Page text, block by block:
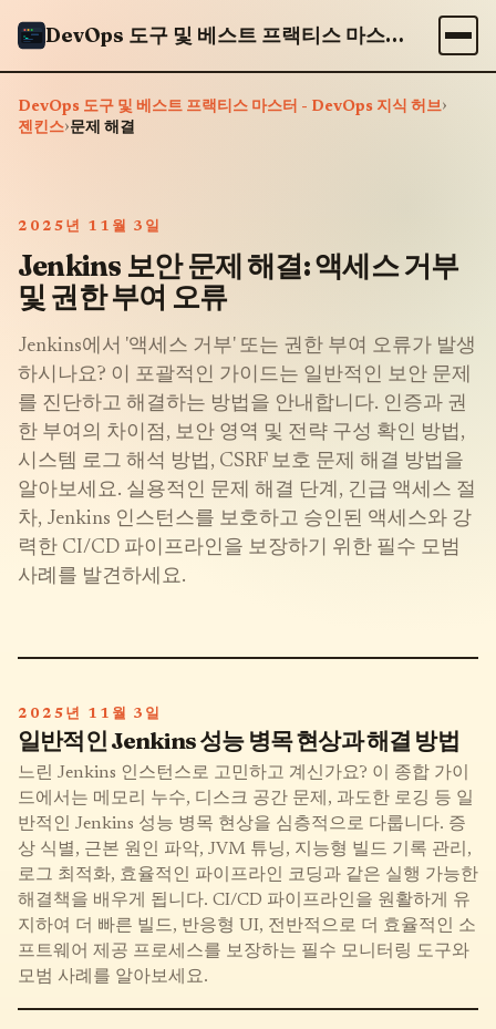
DevOps 도구 및 베스트 프랙티스 마스터 - DevOps 지식 허브
DevOps 도구 및 베스트 프랙티스 마스터 - DevOps 지식 허브›
젠킨스›문제 해결
2025년 11월 3일
Jenkins 보안 문제 해결: 액세스 거부
및 권한 부여 오류
Jenkins에서 '액세스 거부' 또는 권한 부여 오류가 발생
하시나요? 이 포괄적인 가이드는 일반적인 보안 문제
를 진단하고 해결하는 방법을 안내합니다. 인증과 권
한 부여의 차이점, 보안 영역 및 전략 구성 확인 방법,
시스템 로그 해석 방법, CSRF 보호 문제 해결 방법을
알아보세요. 실용적인 문제 해결 단계, 긴급 액세스 절
차, Jenkins 인스턴스를 보호하고 승인된 액세스와 강
력한 CI/CD 파이프라인을 보장하기 위한 필수 모범
사례를 발견하세요.
2025년 11월 3일
일반적인 Jenkins 성능 병목 현상과 해결 방법
느린 Jenkins 인스턴스로 고민하고 계신가요? 이 종합 가이
드에서는 메모리 누수, 디스크 공간 문제, 과도한 로깅 등 일
반적인 Jenkins 성능 병목 현상을 심층적으로 다룹니다. 증
상 식별, 근본 원인 파악, JVM 튜닝, 지능형 빌드 기록 관리,
로그 최적화, 효율적인 파이프라인 코딩과 같은 실행 가능한
해결책을 배우게 됩니다. CI/CD 파이프라인을 원활하게 유
지하여 더 빠른 빌드, 반응형 UI, 전반적으로 더 효율적인 소
프트웨어 제공 프로세스를 보장하는 필수 모니터링 도구와
모범 사례를 알아보세요.